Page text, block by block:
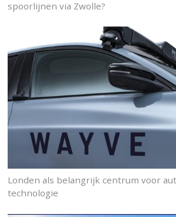
spoorlijnen via Zwolle?
Londen als belangrijk centrum voor
technologie